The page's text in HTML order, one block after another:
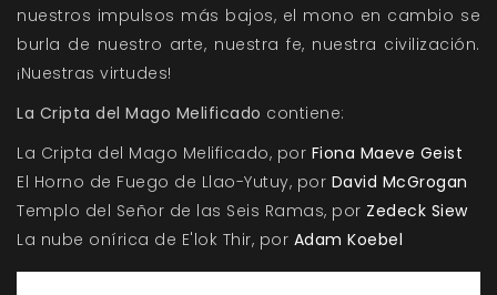
nuestros impulsos más bajos, el mono en cambio se
burla de nuestro arte, nuestra fe, nuestra civilización.
¡Nuestras virtudes!
La Cripta del Mago Melificado contiene:
La Cripta del Mago Melificado, por Fiona Maeve Geist
El Horno de Fuego de Llao-Yutuy, por David McGrogan
Templo del Señor de las Seis Ramas, por Zedeck Siew
La nube onírica de E'lok Thir, por Adam Koebel